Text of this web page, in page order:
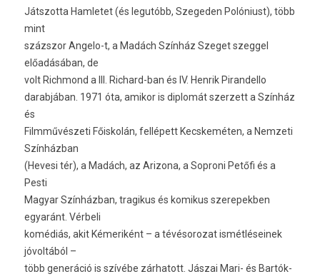
Játszotta Hamletet (és legutóbb, Szegeden Polóniust), több
mint
százszor Angelo-t, a Madách Színház Szeget szeggel
előadásában, de
volt Richmond a III. Richard-ban és IV. Henrik Pirandello
darabjában. 1971 óta, amikor is diplomát szerzett a Színház
és
Filmművészeti Főiskolán, fellépett Kecskeméten, a Nemzeti
Színházban
(Hevesi tér), a Madách, az Arizona, a Soproni Petőfi és a
Pesti
Magyar Színházban, tragikus és komikus szerepekben
egyaránt. Vérbeli
komédiás, akit Kémeriként – a tévésorozat ismétléseinek
jóvoltából –
több generáció is szívébe zárhatott. Jászai Mari- és Bartók-